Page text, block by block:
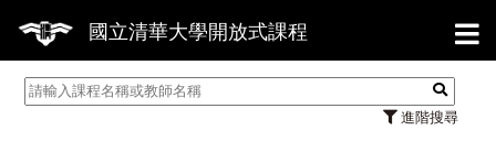
國立清華大學開放式課程
進階搜尋
【7/